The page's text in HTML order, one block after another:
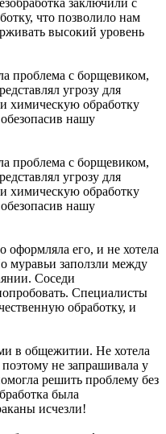
что позволило нам
высокий уровень
проблема с борщевиком,
угрозу для
химическую обработку
нашу
проблема с борщевиком,
угрозу для
химическую обработку
нашу
оформляла его, и не хотела
муравьи заползли между
Соседи
Специалисты
обработку, и
в общежитии. Не хотела
не запрашивала у
решить проблему без
была
исчезли!